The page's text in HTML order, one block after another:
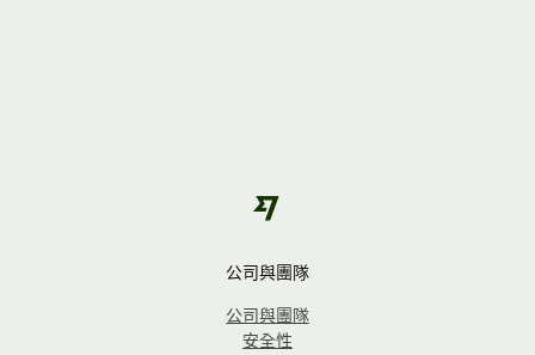
公司與團隊
公司與團隊
安全性